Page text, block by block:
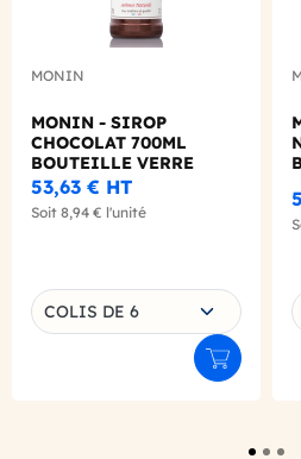
MONIN
MONIN - SIROP
CHOCOLAT 700ML
BOUTEILLE VERRE
53,63 € HT
Soit 8,94 € l'unité
Choisissez une déclinaison
COLIS DE 6
Ajouter au